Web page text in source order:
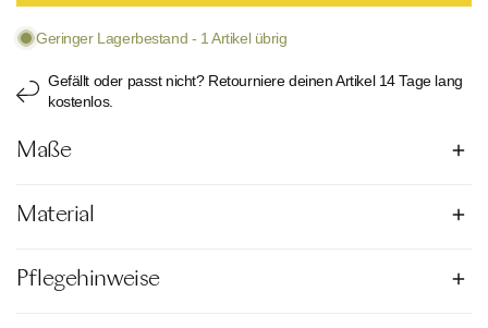
Geringer Lagerbestand - 1 Artikel übrig
Gefällt oder passt nicht? Retourniere deinen Artikel 14 Tage lang
kostenlos.
Maße
Unser Model ist 176 cm groß und trägt Größe 38B
Material
Material: Polyamid,Oberstoff 80% Polyamid/20% Elastan
Pflegehinweise